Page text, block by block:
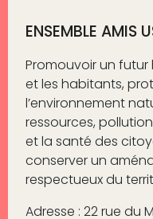
ENSEMBLE AMIS
Promouvoir un
et les habitants, prot
l’environnement
ressources,
et la santé des
conserver un amé
respectueux du
Adresse : 22 rue du